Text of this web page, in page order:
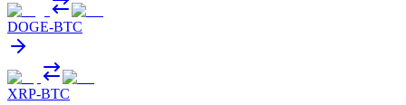
DOGE-BTC
XRP-BTC